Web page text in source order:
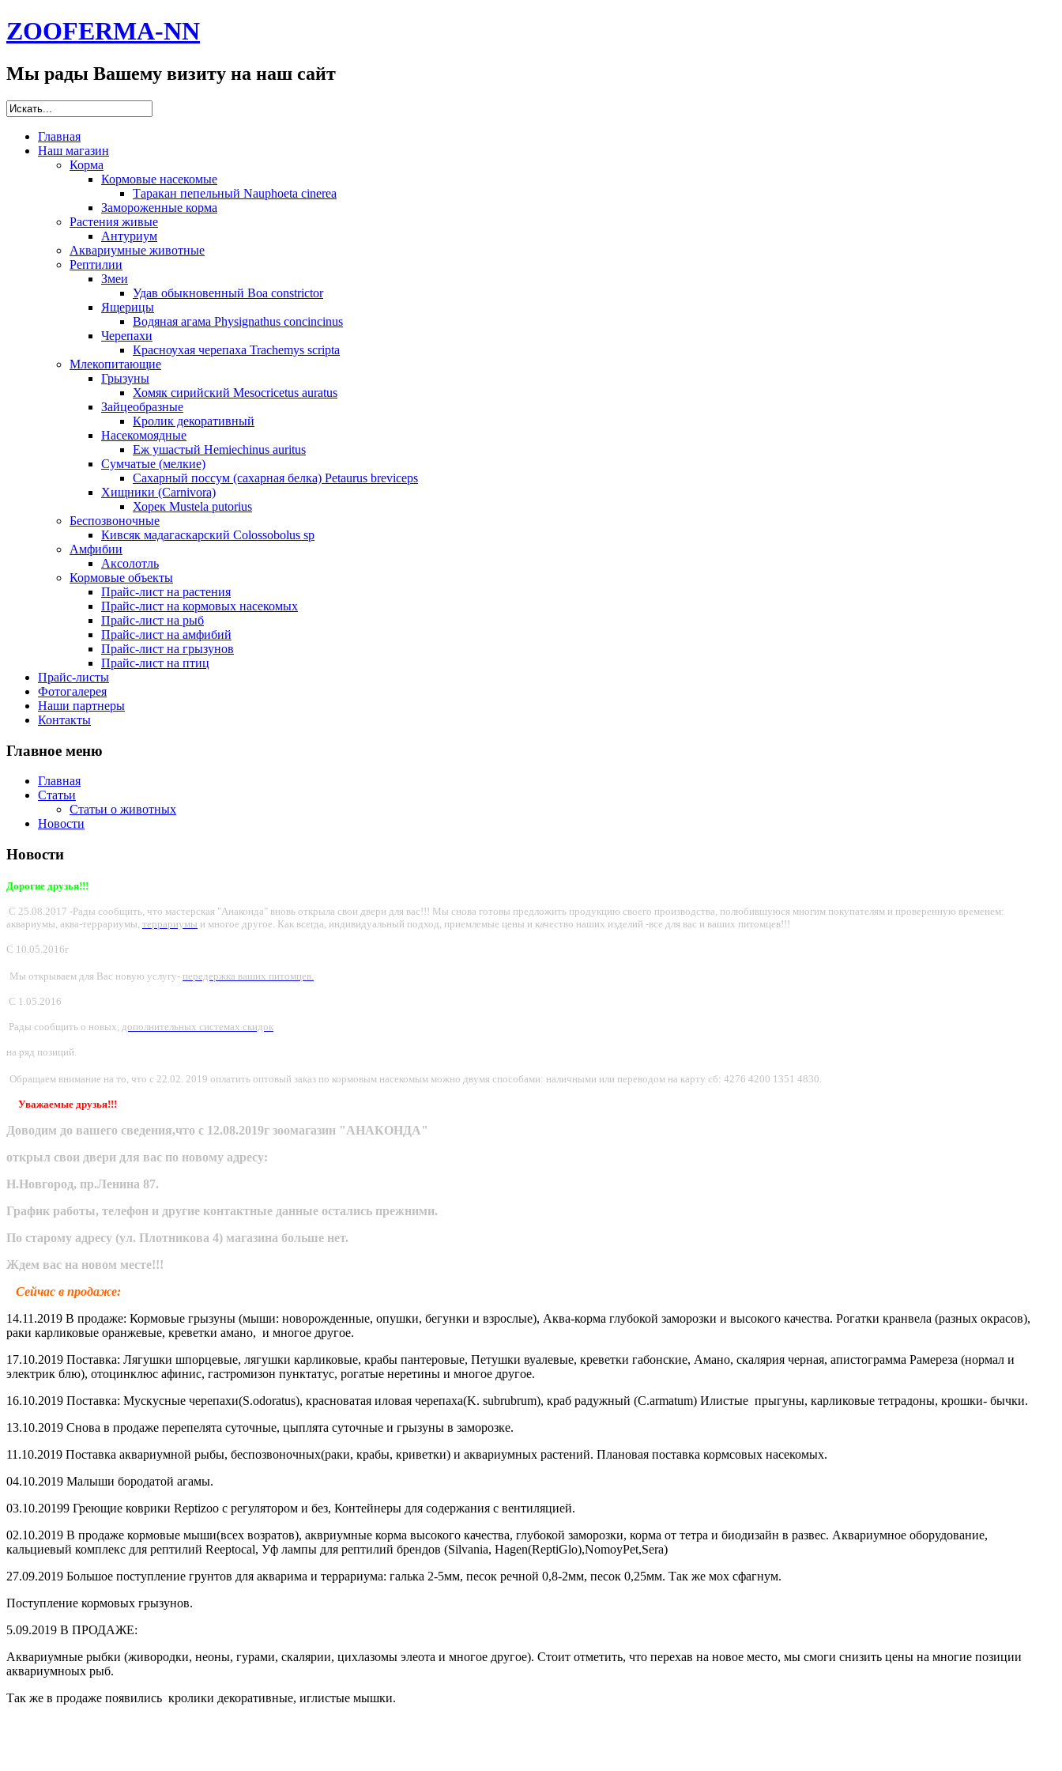
ZOOFERMA-NN
Мы рады Вашему визиту на наш сайт
Главная
Наш магазин
Корма
Кормовые насекомые
Таракан пепельный Nauphoeta cinerea
Замороженные корма
Растения живые
Антуриум
Аквариумные животные
Рептилии
Змеи
Удав обыкновенный Boa constrictor
Ящерицы
Водяная агама Physignathus concincinus
Черепахи
Красноухая черепаха Trachemys scripta
Млекопитающие
Грызуны
Хомяк сирийский Mesocricetus auratus
Зайцеобразные
Кролик декоративный
Насекомоядные
Еж ушастый Hemiechinus auritus
Сумчатые (мелкие)
Сахарный поссум (сахарная белка) Petaurus breviceps
Хищники (Carnivora)
Хорек Mustela putorius
Беспозвоночные
Кивсяк мадагаскарский Colossobolus sp
Амфибии
Аксолотль
Кормовые объекты
Прайс-лист на растения
Прайс-лист на кормовых насекомых
Прайс-лист на рыб
Прайс-лист на амфибий
Прайс-лист на грызунов
Прайс-лист на птиц
Прайс-листы
Фотогалерея
Наши партнеры
Контакты
Главное меню
Главная
Статьи
Статьи о животных
Новости
Новости
Дорогие друзья!!!
С 25.08.2017 -Рады сообщить, что мастерская "Анаконда" вновь открыла свои двери для вас!!! Мы снова готовы предложить продукцию своего производства, полюбившуюся многим покупателям и проверенную временем:
аквариумы, аква-террариумы, террариумы и многое другое. Как всегда, индивидуальный подход, приемлемые цены и качество наших изделий -все для вас и ваших питомцев!!!
С 10.05.2016г
Мы открываем для Вас новую услугу- передержка ваших питомцев.
С 1.05.2016
Рады сообщить о новых, дополнительных системах скидок
на ряд позиций.
Обращаем внимание на то, что с 22.02. 2019 оплатить оптовый заказ по кормовым насекомым можно двумя способами: наличными или переводом на карту сб: 4276 4200 1351 4830.
Уважаемые друзья!!!
Доводим до вашего сведения,что с 12.08.2019г зоомагазин "АНАКОНДА"
открыл свои двери для вас по новому адресу:
Н.Новгород, пр.Ленина 87.
График работы, телефон и другие контактные данные остались прежними.
По старому адресу (ул. Плотникова 4) магазина больше нет.
Ждем вас на новом месте!!!
Сейчас в продаже:
14.11.2019 В продаже: Кормовые грызуны (мыши: новорожденные, опушки, бегунки и взрослые), Аква-корма глубокой заморозки и высокого качества. Рогатки кранвела (разных окрасов),
раки карликовые оранжевые, креветки амано, и многое другое.
17.10.2019 Поставка: Лягушки шпорцевые, лягушки карликовые, крабы пантеровые, Петушки вуалевые, креветки габонские, Амано, скалярия черная, апистограмма Рамереза (нормал и
электрик блю), отоцинклюс афинис, гастромизон пунктатус, рогатые неретины и многое другое.
16.10.2019 Поставка: Мускусные черепахи(S.odoratus), красноватая иловая черепаха(K. subrubrum), краб радужный (C.armatum) Илистые прыгуны, карликовые тетрадоны, крошки- бычки.
13.10.2019 Снова в продаже перепелята суточные, цыплята суточные и грызуны в заморозке.
11.10.2019 Поставка аквариумной рыбы, беспозвоночных(раки, крабы, криветки) и аквариумных растений. Плановая поставка кормсовых насекомых.
04.10.2019 Малыши бородатой агамы.
03.10.20199 Греющие коврики Reptizoo с регулятором и без, Контейнеры для содержания с вентиляцией.
02.10.2019 В продаже кормовые мыши(всех возратов), аквриумные корма высокого качества, глубокой заморозки, корма от тетра и биодизайн в развес. Аквариумное оборудование,
кальциевый комплекс для рептилий Reeptocal, Уф лампы для рептилий брендов (Silvania, Hagen(ReptiGlo),NomoyPet,Sera)
27.09.2019 Большое поступление грунтов для акварима и террариума: галька 2-5мм, песок речной 0,8-2мм, песок 0,25мм. Так же мох сфагнум.
Поступление кормовых грызунов.
5.09.2019 В ПРОДАЖЕ:
Аквариумные рыбки (живородки, неоны, гурами, скалярии, цихлазомы элеота и многое другое). Стоит отметить, что перехав на новое место, мы смоги снизить цены на многие позиции
аквариумноых рыб.
Так же в продаже появились кролики декоративные, иглистые мышки.